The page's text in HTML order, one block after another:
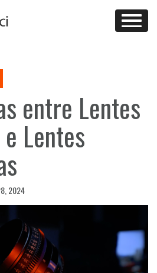
entre Lentes
Lentes
2024